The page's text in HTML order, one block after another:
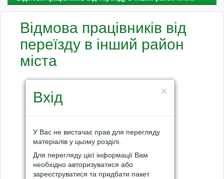
Відмова працівників від
переїзду в інший район
міста
×
Вхід
У Вас не вистачає прав для перегляду
матеріалів у цьому розділі.
Для перегляду цієї інформації Вам
необхідно авторизуватися або
зареєструватися та придбати пакет